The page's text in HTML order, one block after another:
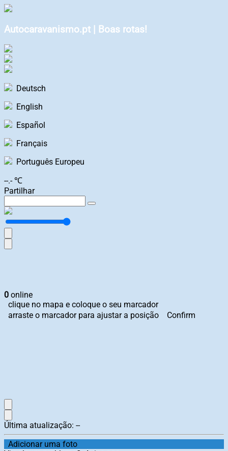
Autocaravanismo.pt | Boas rotas!
Deutsch
English
Español
Français
Português Europeu
--.- ℃
Partilhar
0 online
clique no mapa e coloque o seu marcador
arraste o marcador para ajustar a posição
Confirm
Última atualização: --
Adicionar uma foto